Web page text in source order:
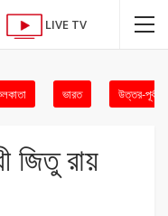
LIVE TV
ভারত উত্তর-পূর্ব
জিতু রায়